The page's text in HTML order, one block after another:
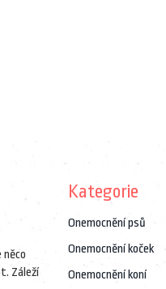
Záleží
Kategorie
Onemocnění psů
Onemocnění koček
Onemocnění koní